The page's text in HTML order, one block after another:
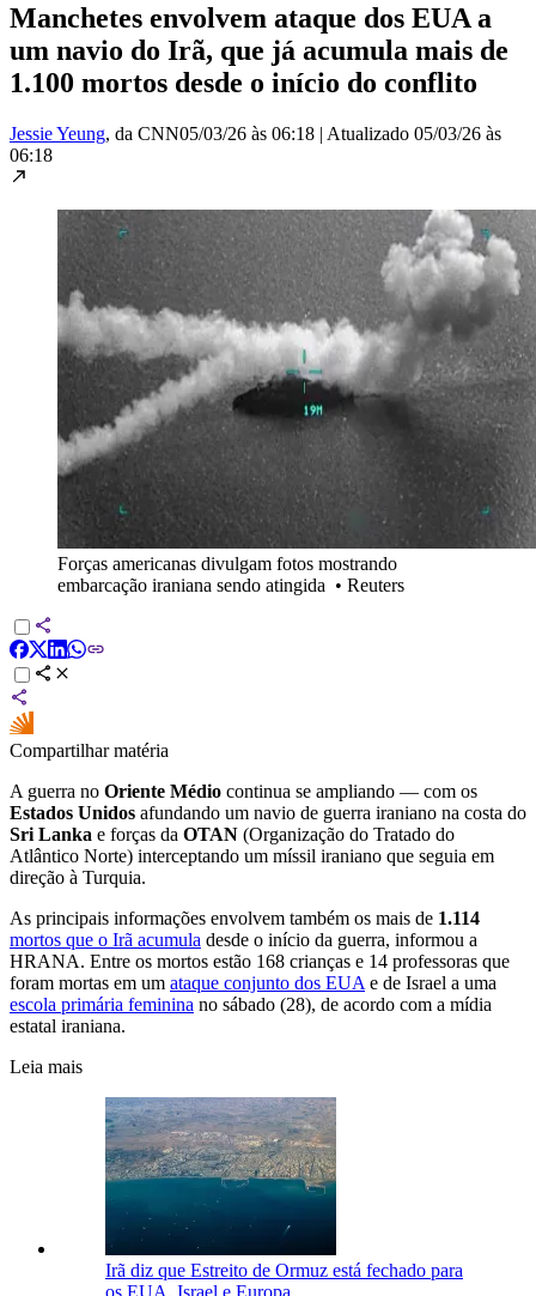
Manchetes envolvem ataque dos EUA a
um navio do Irã, que já acumula mais de
1.100 mortos desde o início do conflito
Jessie Yeung, da CNN05/03/26 às 06:18 | Atualizado 05/03/26 às
06:18
Forças americanas divulgam fotos mostrando
embarcação iraniana sendo atingida • Reuters
Compartilhar matéria
A guerra no Oriente Médio continua se ampliando — com os
Estados Unidos afundando um navio de guerra iraniano na costa do
Sri Lanka e forças da OTAN (Organização do Tratado do
Atlântico Norte) interceptando um míssil iraniano que seguia em
direção à Turquia.
As principais informações envolvem também os mais de 1.114
mortos que o Irã acumula desde o início da guerra, informou a
HRANA. Entre os mortos estão 168 crianças e 14 professoras que
foram mortas em um ataque conjunto dos EUA e de Israel a uma
escola primária feminina no sábado (28), de acordo com a mídia
estatal iraniana.
Leia mais
Irã diz que Estreito de Ormuz está fechado para
os EUA, Israel e Europa